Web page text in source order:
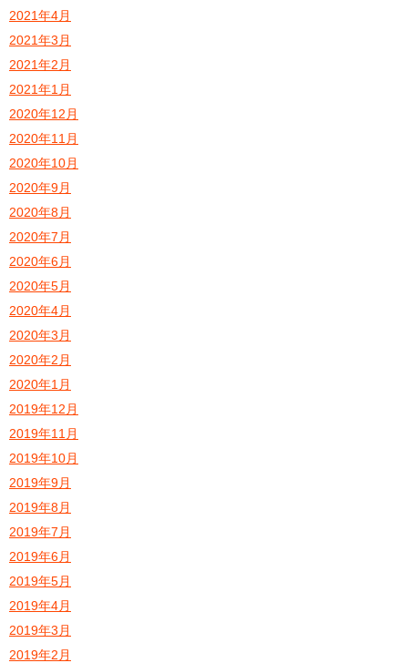
2021年4月
2021年3月
2021年2月
2021年1月
2020年12月
2020年11月
2020年10月
2020年9月
2020年8月
2020年7月
2020年6月
2020年5月
2020年4月
2020年3月
2020年2月
2020年1月
2019年12月
2019年11月
2019年10月
2019年9月
2019年8月
2019年7月
2019年6月
2019年5月
2019年4月
2019年3月
2019年2月